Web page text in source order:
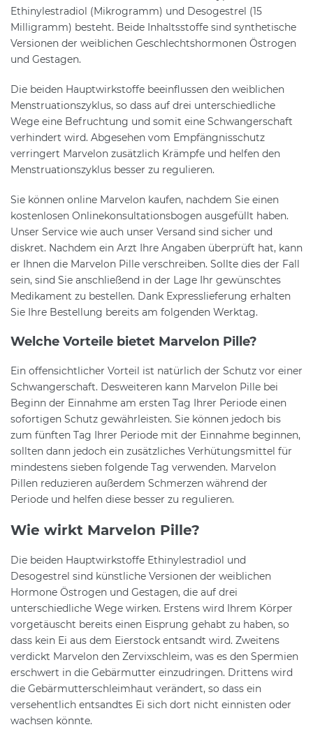
Ethinylestradiol (Mikrogramm) und Desogestrel (15
Milligramm) besteht. Beide Inhaltsstoffe sind synthetische
Versionen der weiblichen Geschlechtshormonen Östrogen
und Gestagen.
Die beiden Hauptwirkstoffe beeinflussen den weiblichen
Menstruationszyklus, so dass auf drei unterschiedliche
Wege eine Befruchtung und somit eine Schwangerschaft
verhindert wird. Abgesehen vom Empfängnisschutz
verringert Marvelon zusätzlich Krämpfe und helfen den
Menstruationszyklus besser zu regulieren.
Sie können online Marvelon kaufen, nachdem Sie einen
kostenlosen Onlinekonsultationsbogen ausgefüllt haben.
Unser Service wie auch unser Versand sind sicher und
diskret. Nachdem ein Arzt Ihre Angaben überprüft hat, kann
er Ihnen die Marvelon Pille verschreiben. Sollte dies der Fall
sein, sind Sie anschließend in der Lage Ihr gewünschtes
Medikament zu bestellen. Dank Expresslieferung erhalten
Sie Ihre Bestellung bereits am folgenden Werktag.
Welche Vorteile bietet Marvelon Pille?
Ein offensichtlicher Vorteil ist natürlich der Schutz vor einer
Schwangerschaft. Desweiteren kann Marvelon Pille bei
Beginn der Einnahme am ersten Tag Ihrer Periode einen
sofortigen Schutz gewährleisten. Sie können jedoch bis
zum fünften Tag Ihrer Periode mit der Einnahme beginnen,
sollten dann jedoch ein zusätzliches Verhütungsmittel für
mindestens sieben folgende Tag verwenden. Marvelon
Pillen reduzieren außerdem Schmerzen während der
Periode und helfen diese besser zu regulieren.
Wie wirkt Marvelon Pille?
Die beiden Hauptwirkstoffe Ethinylestradiol und
Desogestrel sind künstliche Versionen der weiblichen
Hormone Östrogen und Gestagen, die auf drei
unterschiedliche Wege wirken. Erstens wird Ihrem Körper
vorgetäuscht bereits einen Eisprung gehabt zu haben, so
dass kein Ei aus dem Eierstock entsandt wird. Zweitens
verdickt Marvelon den Zervixschleim, was es den Spermien
erschwert in die Gebärmutter einzudringen. Drittens wird
die Gebärmutterschleimhaut verändert, so dass ein
versehentlich entsandtes Ei sich dort nicht einnisten oder
wachsen könnte.